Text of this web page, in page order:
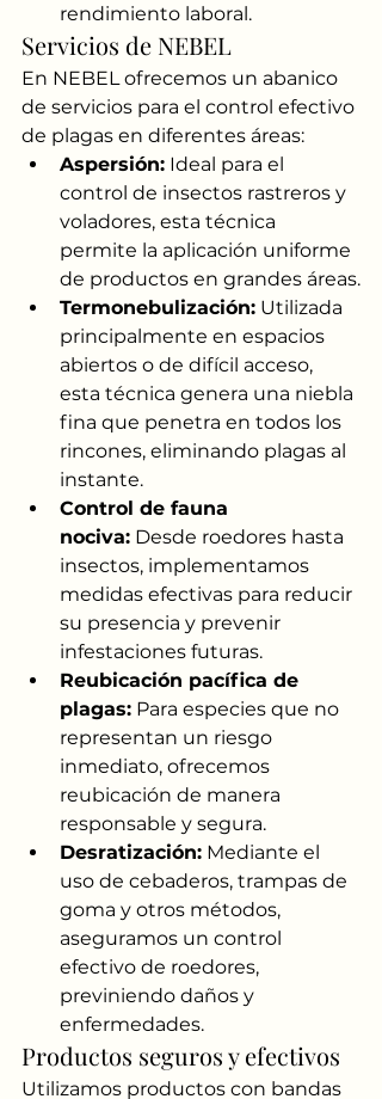
rendimiento laboral.
Servicios de NEBEL
En NEBEL ofrecemos un abanico
de servicios para el control efectivo
de plagas en diferentes áreas:
Aspersión: Ideal para el
control de insectos rastreros y
voladores, esta técnica
permite la aplicación uniforme
de productos en grandes áreas.
Termonebulización: Utilizada
principalmente en espacios
abiertos o de difícil acceso,
esta técnica genera una niebla
fina que penetra en todos los
rincones, eliminando plagas al
instante.
Control de fauna
nociva: Desde roedores hasta
insectos, implementamos
medidas efectivas para reducir
su presencia y prevenir
infestaciones futuras.
Reubicación pacífica de
plagas: Para especies que no
representan un riesgo
inmediato, ofrecemos
reubicación de manera
responsable y segura.
Desratización: Mediante el
uso de cebaderos, trampas de
goma y otros métodos,
aseguramos un control
efectivo de roedores,
previniendo daños y
enfermedades.
Productos seguros y efectivos
Utilizamos productos con bandas